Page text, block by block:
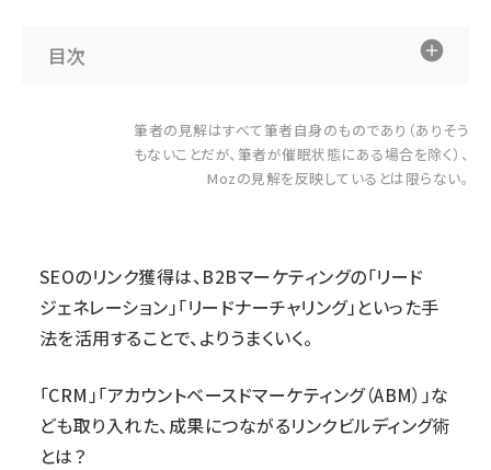
目次
筆者の見解はすべて筆者自身のものであり（ありそう
もないことだが、筆者が催眠状態にある場合を除く）、
Mozの見解を反映しているとは限らない。
SEOのリンク獲得は、B2Bマーケティングの「リード
ジェネレーション」「リードナーチャリング」といった手
法を活用することで、よりうまくいく。
「CRM」「アカウントベースドマーケティング（ABM）」な
ども取り入れた、成果につながるリンクビルディング術
とは？